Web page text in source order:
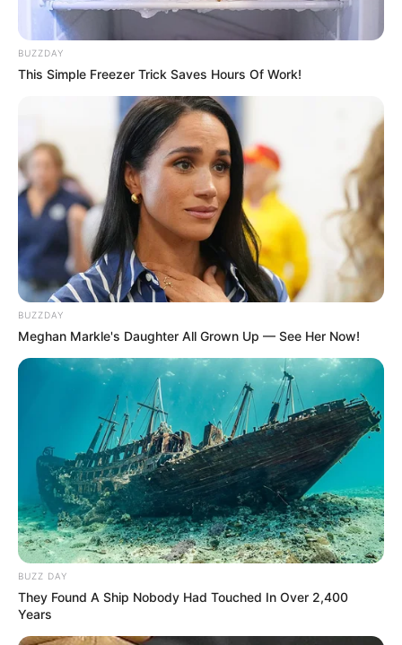
hogyvolt.co - 2026 |Adatvédelem